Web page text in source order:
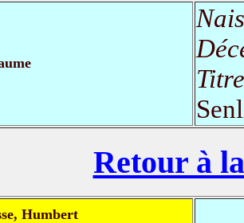
Retour à
Humbert